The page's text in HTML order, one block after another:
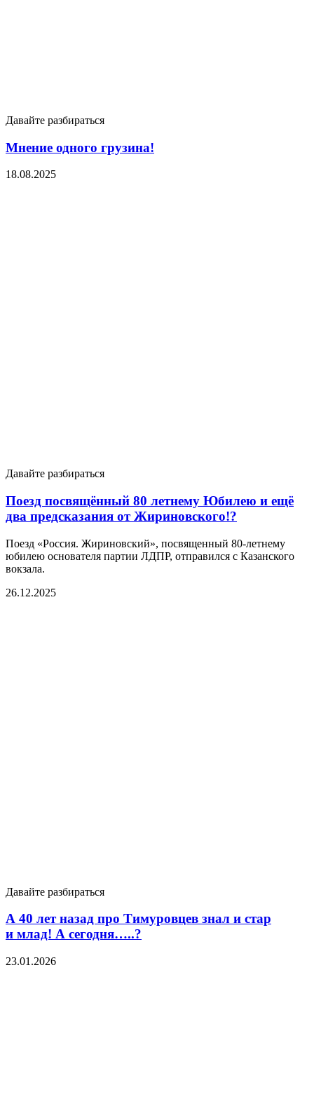
Давайте разбираться
Мнение одного грузина!
18.08.2025
Давайте разбираться
Поезд посвящённый 80 летнему Юбилею и ещё
два предсказания от Жириновского!?
Поезд «Россия. Жириновский», посвященный 80-летнему
юбилею основателя партии ЛДПР, отправился с Казанского
вокзала.
26.12.2025
Давайте разбираться
А 40 лет назад про Тимуровцев знал и стар
и млад! А сегодня…..?
23.01.2026